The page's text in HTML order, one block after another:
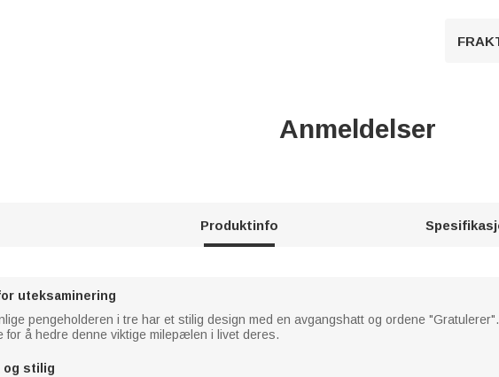
Anmeldelser
Produktinfo
uteksaminering
pengeholderen i tre har et stilig design med en avgangshatt og ordene
for å hedre denne viktige milepælen i livet deres.
og stilig